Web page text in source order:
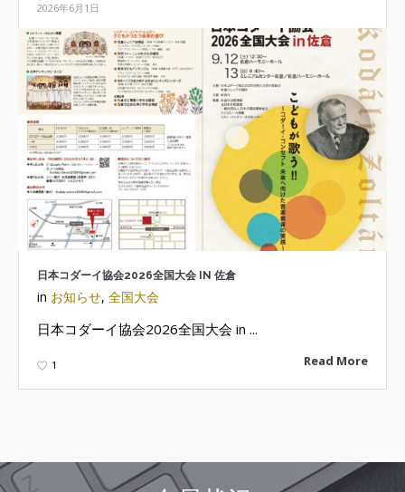
2026年6月1日
日本コダーイ協会2026全国大会 IN 佐倉
in お知らせ,全国大会
日本コダーイ協会2026全国大会 in ...
Read More
1